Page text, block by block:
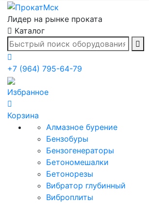
Лидер на рынке проката
Каталог
+7 (964) 795-64-79
Избранное
Корзина
Алмазное бурение
Бензобуры
Бензогенераторы
Бетономешалки
Бетонорезы
Вибратор глубинный
Виброплиты